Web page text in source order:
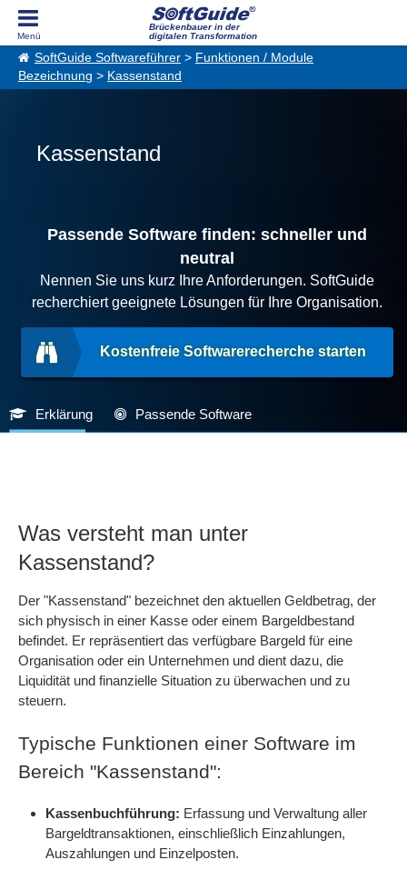
Brückenbauer in der
digitalen Transformation
SoftGuide Softwareführer > Funktionen / Module
Bezeichnung > Kassenstand
Kassenstand
Passende Software finden: schneller und
neutral
Nennen Sie uns kurz Ihre Anforderungen. SoftGuide
recherchiert geeignete Lösungen für Ihre Organisation.
Kostenfreie Softwarerecherche starten
Erklärung Passende Software
Was versteht man unter
Kassenstand?
Der "Kassenstand" bezeichnet den aktuellen Geldbetrag, der
sich physisch in einer Kasse oder einem Bargeldbestand
befindet. Er repräsentiert das verfügbare Bargeld für eine
Organisation oder ein Unternehmen und dient dazu, die
Liquidität und finanzielle Situation zu überwachen und zu
steuern.
Typische Funktionen einer Software im
Bereich "Kassenstand":
Kassenbuchführung: Erfassung und Verwaltung aller
Bargeldtransaktionen, einschließlich Einzahlungen,
Auszahlungen und Einzelposten.